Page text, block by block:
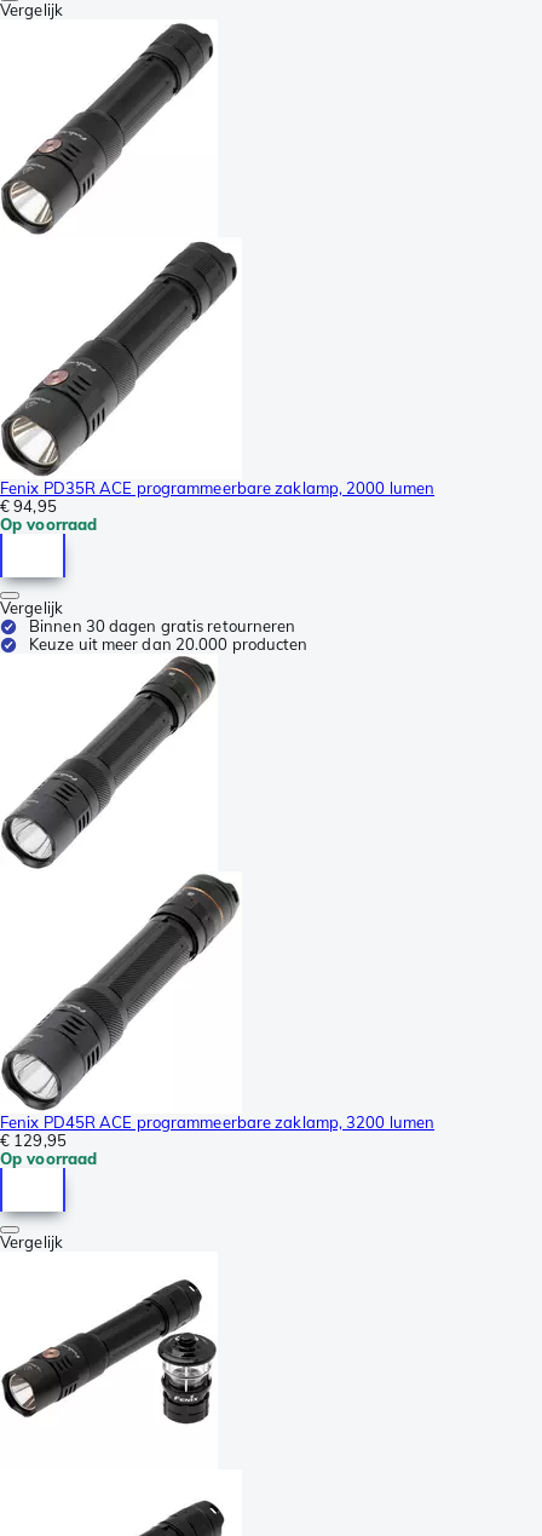
Vergelijk
Fenix PD35R ACE programmeerbare zaklamp, 2000 lumen
€ 94,95
Op voorraad
Vergelijk
Binnen 30 dagen gratis retourneren
Keuze uit meer dan 20.000 producten
Fenix PD45R ACE programmeerbare zaklamp, 3200 lumen
€ 129,95
Op voorraad
Vergelijk